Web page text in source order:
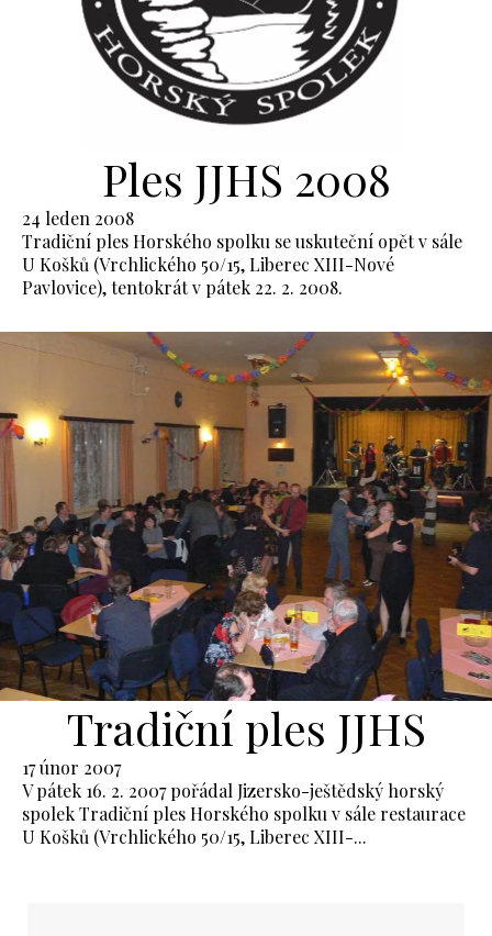
Ples JJHS 2008
24 leden 2008
Tradiční ples Horského spolku se uskuteční opět v sále
U Košků (Vrchlického 50/15, Liberec XIII-Nové
Pavlovice), tentokrát v pátek 22. 2. 2008.
Tradiční ples JJHS
17 únor 2007
V pátek 16. 2. 2007 pořádal Jizersko-ještědský horský
spolek Tradiční ples Horského spolku v sále restaurace
U Košků (Vrchlického 50/15, Liberec XIII-...